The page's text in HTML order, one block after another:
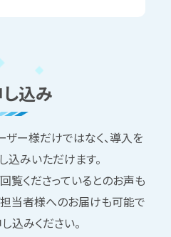
込み
ー様だけではなく、導入を
込みいただけます。
くださっているとのお声も
当者様へのお届けも可能で
込みください。